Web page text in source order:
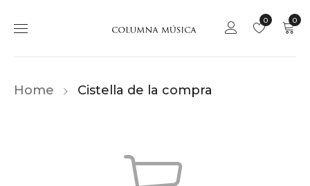
0
0
Home Cistella de la compra